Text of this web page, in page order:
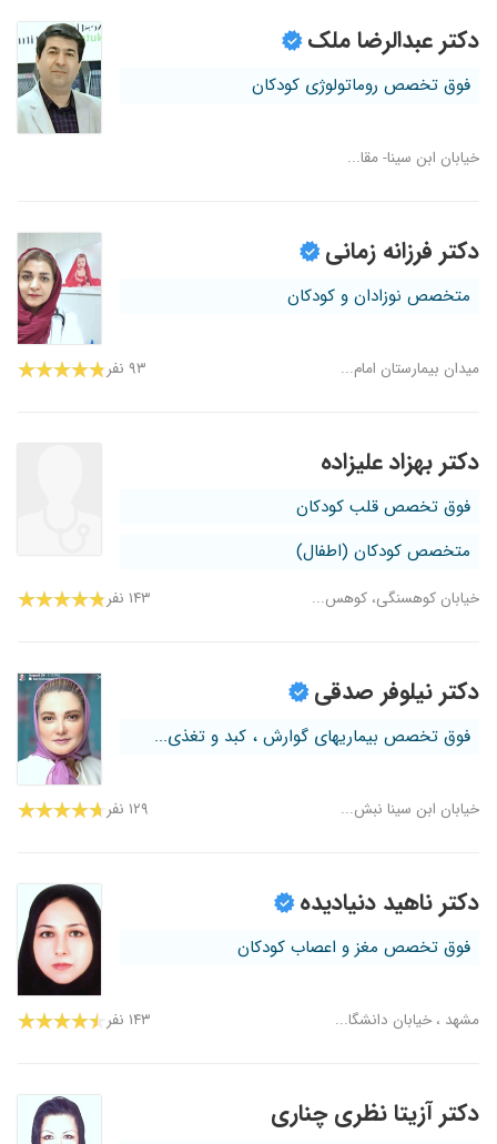
دکتر عبدالرضا ملک
فوق تخصص روماتولوژی کودکان
خیابان ابن سینا- مقا...
دکتر فرزانه زمانی
متخصص نوزادان و کودکان
میدان بیمارستان امام... ۹۳ نفر
دکتر بهزاد علیزاده
فوق تخصص قلب کودکان
متخصص کودکان (اطفال)
خیابان کوهسنگی، کوهس... ۱۴۳ نفر
دکتر نیلوفر صدقی
فوق تخصص بیماریهای گوارش ، کبد و تغذی...
خیابان ابن سینا نبش... ۱۲۹ نفر
دکتر ناهید دنیادیده
فوق تخصص مغز و اعصاب کودکان
مشهد ، خیابان دانشگا... ۱۴۳ نفر
دکتر آزیتا نظری چناری